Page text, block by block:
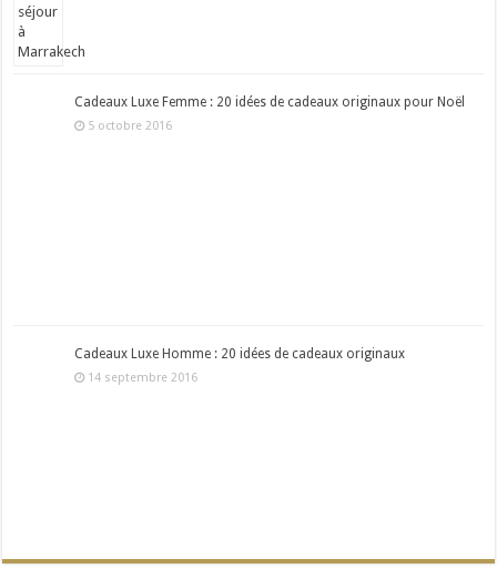
Cadeaux Luxe Femme : 20 idées de cadeaux originaux pour Noël
5 octobre 2016
Cadeaux Luxe Homme : 20 idées de cadeaux originaux
14 septembre 2016